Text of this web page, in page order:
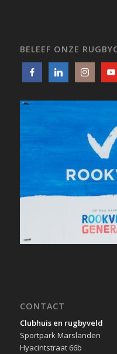
BELEEF ONZE
CONTACT
Clubhuis en rugbyveld
Sportpark Marslanden
Hyacintstraat 66b